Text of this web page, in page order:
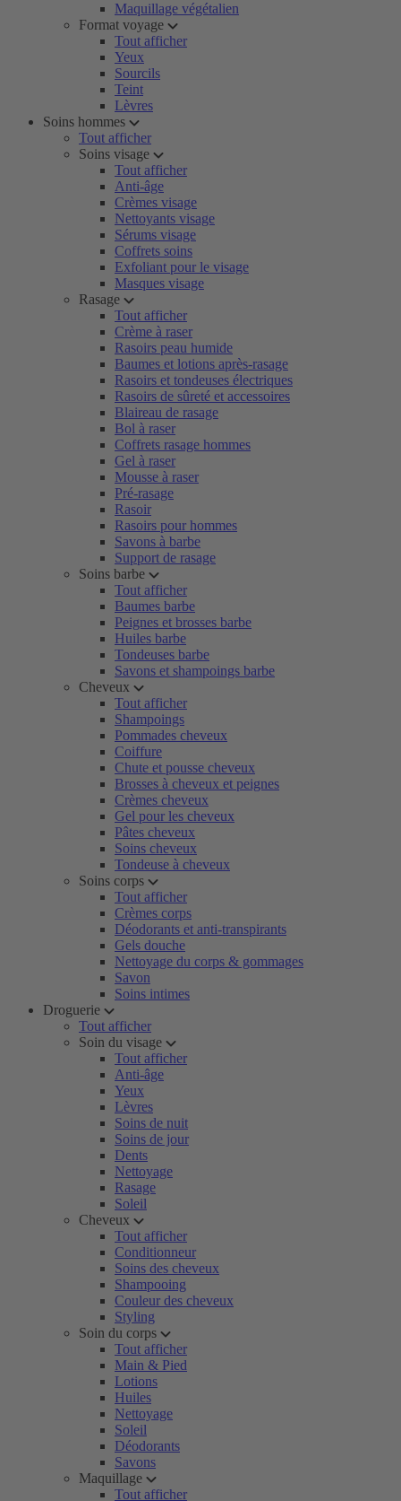
Maquillage végétalien
Format voyage
Tout afficher
Yeux
Sourcils
Teint
Lèvres
Soins hommes
Tout afficher
Soins visage
Tout afficher
Anti-âge
Crèmes visage
Nettoyants visage
Sérums visage
Coffrets soins
Exfoliant pour le visage
Masques visage
Rasage
Tout afficher
Crème à raser
Rasoirs peau humide
Baumes et lotions après-rasage
Rasoirs et tondeuses électriques
Rasoirs de sûreté et accessoires
Blaireau de rasage
Bol à raser
Coffrets rasage hommes
Gel à raser
Mousse à raser
Pré-rasage
Rasoir
Rasoirs pour hommes
Savons à barbe
Support de rasage
Soins barbe
Tout afficher
Baumes barbe
Peignes et brosses barbe
Huiles barbe
Tondeuses barbe
Savons et shampoings barbe
Cheveux
Tout afficher
Shampoings
Pommades cheveux
Coiffure
Chute et pousse cheveux
Brosses à cheveux et peignes
Crèmes cheveux
Gel pour les cheveux
Pâtes cheveux
Soins cheveux
Tondeuse à cheveux
Soins corps
Tout afficher
Crèmes corps
Déodorants et anti-transpirants
Gels douche
Nettoyage du corps & gommages
Savon
Soins intimes
Droguerie
Tout afficher
Soin du visage
Tout afficher
Anti-âge
Yeux
Lèvres
Soins de nuit
Soins de jour
Dents
Nettoyage
Rasage
Soleil
Cheveux
Tout afficher
Conditionneur
Soins des cheveux
Shampooing
Couleur des cheveux
Styling
Soin du corps
Tout afficher
Main & Pied
Lotions
Huiles
Nettoyage
Soleil
Déodorants
Savons
Maquillage
Tout afficher